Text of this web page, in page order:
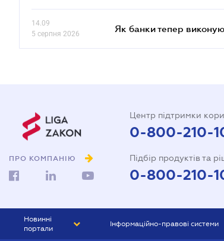
14.09
5 серпня 2026
Як банки тепер
ПРО КОМПАНІЮ
Центр підтримки
0-800-210-
Підбір продуктів та
0-800-210-
Новинні
портали
Інформаційно-правові системи